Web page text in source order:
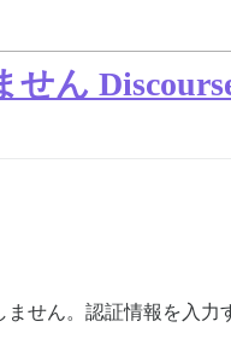
せん
せん。認証情報を入力